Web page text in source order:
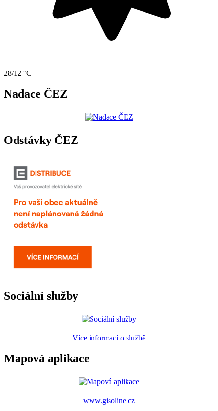
28/12 °C
Nadace ČEZ
Odstávky ČEZ
Sociální služby
Více informací o službě
Mapová aplikace
www.gisoline.cz